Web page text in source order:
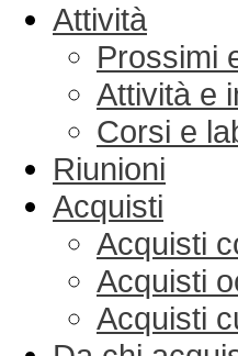
Attività
Prossimi
Attività e
Corsi e
Riunioni
Acquisti
Acquisti
Acquisti
Acquisti